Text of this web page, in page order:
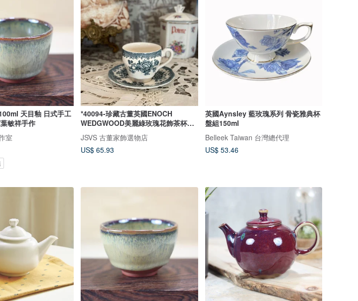
天目釉 日式手工
敏祥手作
室
*40094-珍藏古董英國ENOCH
WEDGWOOD美麗綠玫瑰花飾茶杯盤
組
JSVS 古董家飾選物店
US$ 65.93
英國Aynsley 藍玫瑰系列 骨瓷雅典杯
盤組150ml
Belleek Taiwan 台灣總代理
US$ 53.46